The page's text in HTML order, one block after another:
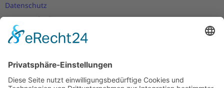
Datenschutz
Nutzungsbedingungen
Versand- und Zahlungsbedingungen
Cookie-Einstellungen